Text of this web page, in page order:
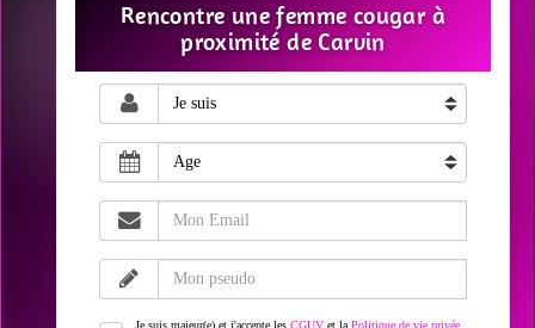
Rencontre une femme cougar à
proximité de Carvin
Je suis majeur(e) et j'accepte les CGUV et la Politique de vie privée